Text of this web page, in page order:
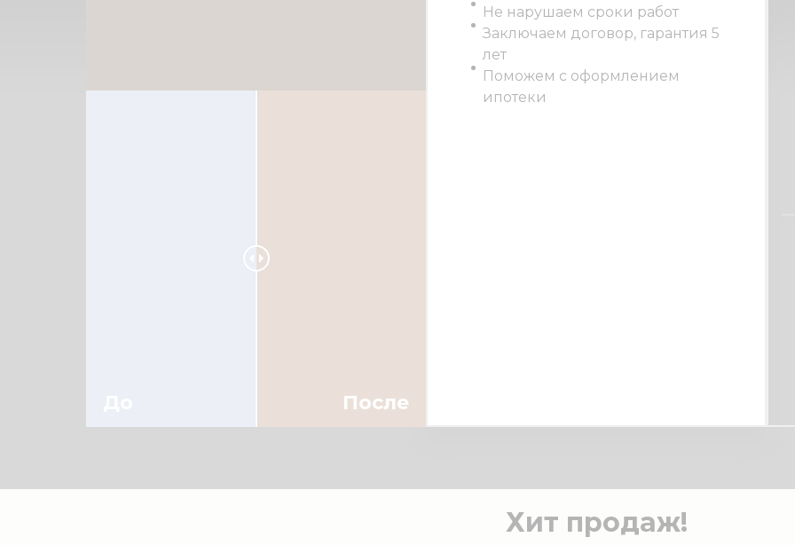
После
Не нарушаем сроки работ
Заключаем договор, гарантия 5
лет
Поможем с оформлением
ипотеки
Хит продаж!